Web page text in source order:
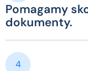
Pomagamy
dokumenty.
4